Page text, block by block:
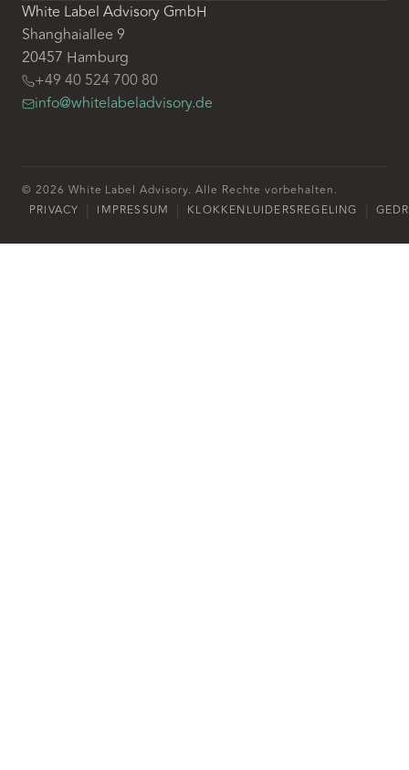
White Label Advisory GmbH
Shanghaiallee 9
20457 Hamburg
+49 40 524 700 80
info@whitelabeladvisory.de
© 2026 White Label Advisory. Alle Rechte vorbehalten.
PRIVACY
IMPRESSUM KLOKKENLUIDERSREGELING